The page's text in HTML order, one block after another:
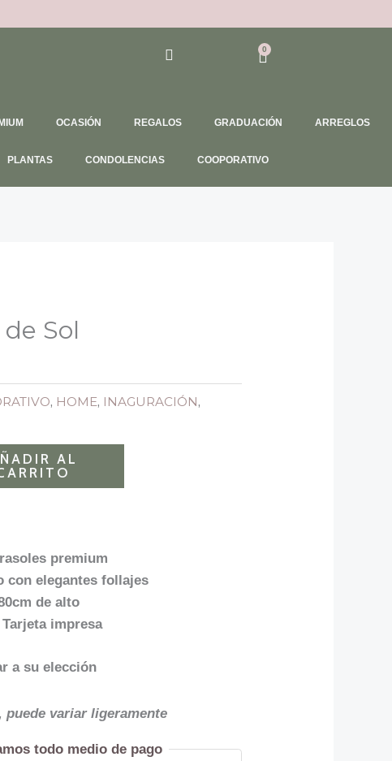
0
Cart
OCASIÓN REGALOS GRADUACIÓN ARREGLOS
PLANTAS CONDOLENCIAS COOPORATIVO
de Sol
, HOME, INAGURACIÓN,
AL
premium
con elegantes follajes
de alto
impresa
a su elección
puede variar ligeramente
todo medio de pago